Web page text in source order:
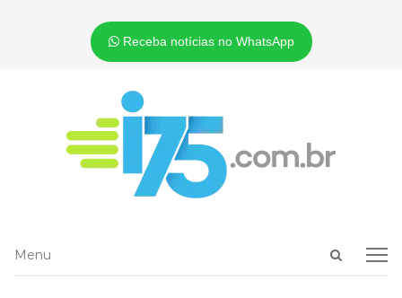
Receba notícias no WhatsApp
Open
Menu
Menu